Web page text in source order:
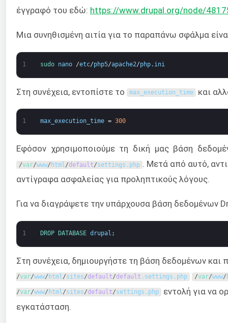
έγγραφό του εδώ: https://www.drupal.org/node/
Μια συνηθισμένη αιτία για το παραπάνω σφάλμα
1 sudo nano /etc/php5/apache2/php. ini
Στη συνέχεια, εντοπίστε το max_execution_time και
1 max_execution_time = 300
Εφόσον χρησιμοποιούμε τη δική μας βάση
/var/www/ html/default/settings . php . Μετά από αυτό,
αντίγραφα ασφαλείας για προληπτικούς λόγους.
Για να διαγράψετε την υπάρχουσα βάση δεδομένων
1 DROP DATABASE drupal ;
Στη συνέχεια, δημιουργήστε τη βάση δεδομένων
/var/www/ html/sites/default/default . settings . php /var/www/
/var/www/ html/sites/default/settings . php εντολή για να
εγκατάσταση.